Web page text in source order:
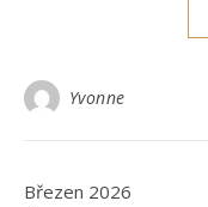
Yvonne
Březen 2026